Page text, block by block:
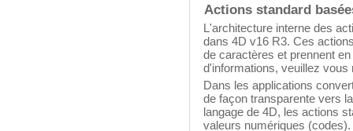
Actions standard
L'architecture interne des
dans 4D v16 R3. Ces
de caractères et prennent
d'informations, veuillez
Dans les applications
de façon transparente vers
langage de 4D, les actions
valeurs numériques